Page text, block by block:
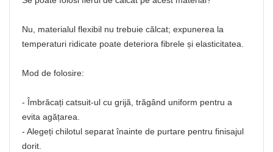
Nu, materialul flexibil nu trebuie călcat; expunerea la
temperaturi ridicate poate deteriora fibrele și elasticitatea.
Mod de folosire:
- Îmbrăcați catsuit-ul cu grijă, trăgând uniform pentru a
evita agățarea.
- Alegeți chilotul separat înainte de purtare pentru finisajul
dorit.